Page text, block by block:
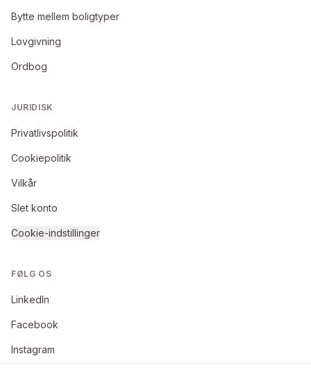
Bytte mellem boligtyper
Lovgivning
Ordbog
JURIDISK
Privatlivspolitik
Cookiepolitik
Vilkår
Slet konto
Cookie-indstillinger
FØLG OS
LinkedIn
Facebook
Instagram